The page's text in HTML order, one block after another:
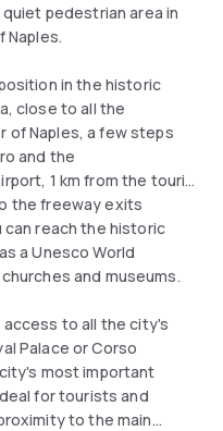
pedestrian area in
in the historic
close to all the
of Naples, a few steps
and the
1 km from the tourist
the freeway exits
reach the historic
a Unesco World
and museums.
to all the city's
Palace or Corso
most important
for tourists and
to the main